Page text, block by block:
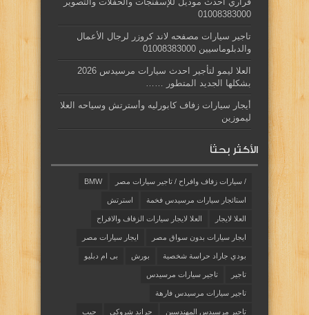
01008383000
تاجير سيارات مصفحه لاند كروزر لرجال الأعمال
والدبلوماسيين 01008383000
العلا ليمو لتأجير احدث سيارات مرسيدس 2026
بشكلها الجديد المتطور ……
أيجار سيارات زفاف كابورليه وأسترتش وسياحه العلا
ليموزين
الأكثر بحثاً
/ سيارات زفاف وافراح / تاجير سيارات مصر BMW
استائجار سيارات مرسيدس فخمة استرتش
العلا لايجار العلا لايجار سيارات الزفاف والافراح
ايجار سيارات بدون سواق مصر ايجار سيارات مصر
بودي جاراد حراسة شخصية بورش بى ام دبليو
تاجير تاجير سيارات مرسيدس
تاجير سيارات مرسيدس فارهة
تاجير مرسيدس المهندسين جراند شروكي جيب